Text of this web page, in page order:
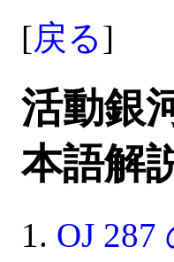
[戻る]
活動銀
本語解
OJ 287